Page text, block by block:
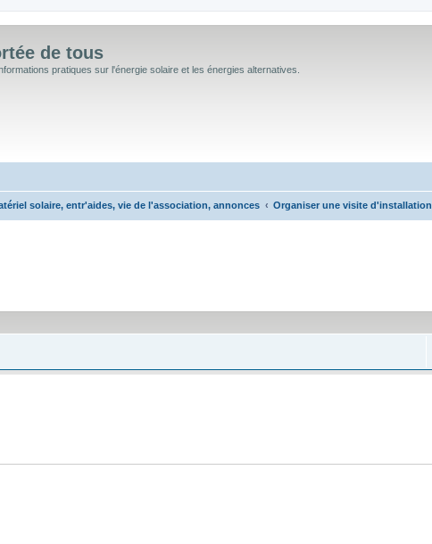
de tous
pratiques sur l'énergie solaire et les énergies alternatives.
solaire, entr'aides, vie de l'association, annonces Organiser une visite d'installation